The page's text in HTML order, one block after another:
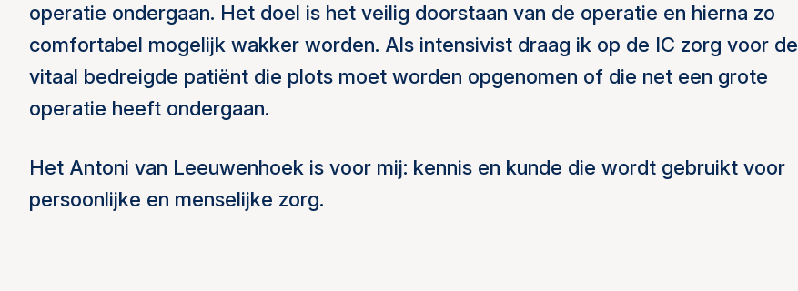
operatie ondergaan. Het doel is het veilig doorstaan van de operatie en hierna zo
comfortabel mogelijk wakker worden. Als intensivist draag ik op de IC zorg voor de
vitaal bedreigde patiënt die plots moet worden opgenomen of die net een grote
operatie heeft ondergaan.
Het Antoni van Leeuwenhoek is voor mij: kennis en kunde die wordt gebruikt voor
persoonlijke en menselijke zorg.